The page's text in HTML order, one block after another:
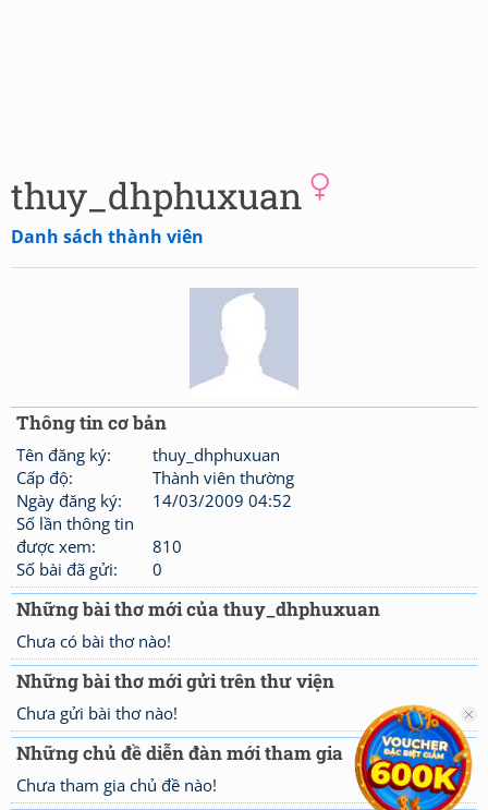
thuy_dhphuxuan
Danh sách thành viên
Thông tin cơ bản
Tên đăng ký:
thuy_dhphuxuan
Cấp độ:
Thành viên thường
Ngày đăng ký:
14/03/2009 04:52
Số lần thông tin
được xem:
810
Số bài đã gửi:
0
Những bài thơ mới của thuy_dhphuxuan
Chưa có bài thơ nào!
Những bài thơ mới gửi trên thư viện
Chưa gửi bài thơ nào!
Những chủ đề diễn đàn mới tham gia
Chưa tham gia chủ đề nào!